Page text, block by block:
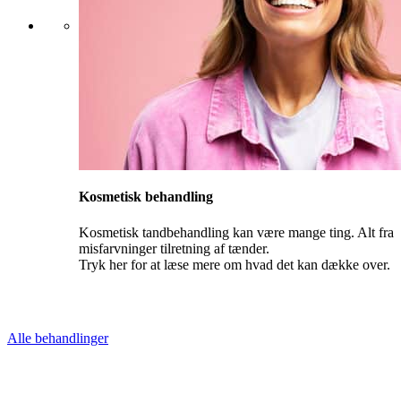
Kosmetisk behandling
Kosmetisk tandbehandling kan være mange ting. Alt fra
misfarvninger tilretning af tænder.
Tryk her for at læse mere om hvad det kan dække over.
Alle behandlinger